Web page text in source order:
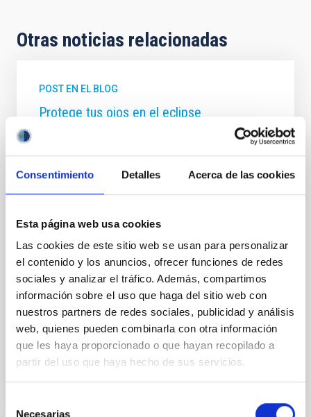
Consentimiento Detalles Acerca de las cookies
Esta página web usa cookies
Las cookies de este sitio web se usan para personalizar
el contenido y los anuncios, ofrecer funciones de redes
sociales y analizar el tráfico. Además, compartimos
información sobre el uso que haga del sitio web con
nuestros partners de redes sociales, publicidad y análisis
web, quienes pueden combinarla con otra información
que les haya proporcionado o que hayan recopilado a
partir del uso que haya hecho de sus servicios.
Necesarias
Otras noticias relacionadas
POST EN EL BLOG
Protege tus ojos en el eclipse
Pero también puede ser una fuente de graves
problemas si no se toman las adecuadas
cuenta: El peligro de mirar al Sol Observar el Sol
directamente —ya sea durante un eclipse o en
condiciones normales— puede causar daños graves
e irreversibles en la vista, incluyendo la ceguera. La
retina puede quemarse sin producir ningún dolor, por
lo que el daño puede pasar desapercibido en el
momento. Esta advertencia
Fecha de publicación 05/06/2026 - 10:49:09